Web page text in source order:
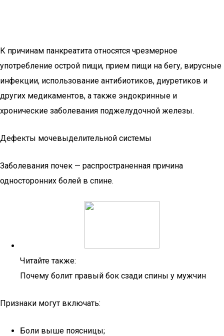
К причинам панкреатита относятся чрезмерное
употребление острой пищи, прием пищи на бегу, вирусные
инфекции, использование антибиотиков, диуретиков и
других медикаментов, а также эндокринные и
хронические заболевания поджелудочной железы.
Дефекты мочевыделительной системы
Заболевания почек — распространенная причина
односторонних болей в спине.
Читайте также:
Почему болит правый бок сзади спины у мужчин
Признаки могут включать:
Боли выше поясницы;